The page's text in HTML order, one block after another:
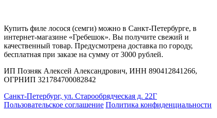
Купить филе лосося (семги) можно в Санкт-Петербурге, в
интернет-магазине «Гребешок». Вы получите свежий и
качественный товар. Предусмотрена доставка по городу,
бесплатная при заказе на сумму от 3000 рублей.
ИП Позняк Алексей Александрович, ИНН 890412841266,
ОГРНИП 321784700082842
Санкт-Петербург, ул. Старообрядческая д. 22Г
Пользовательское соглашение Политика конфиденциальности